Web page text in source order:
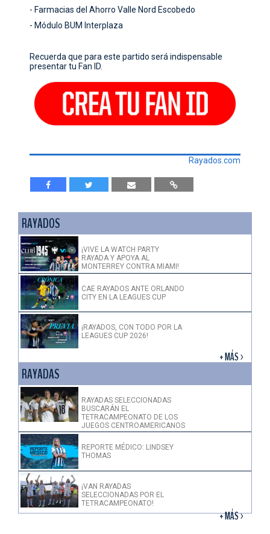
- Farmacias del Ahorro Valle Nord Escobedo
- Módulo BUM Interplaza
Recuerda que para este partido será indispensable
presentar tu Fan ID.
Rayados.com
RAYADOS
¡VIVE LA WATCH PARTY
RAYADA Y APOYA AL
MONTERREY CONTRA MIAMI!
CAE RAYADOS ANTE ORLANDO
CITY EN LA LEAGUES CUP
¡RAYADOS, CON TODO POR LA
LEAGUES CUP 2026!
+ MÁS >
RAYADAS
RAYADAS SELECCIONADAS
BUSCARÁN EL
TETRACAMPEONATO DE LOS
JUEGOS CENTROAMERICANOS
REPORTE MÉDICO: LINDSEY
THOMAS
¡VAN RAYADAS
SELECCIONADAS POR EL
TETRACAMPEONATO!
+ MÁS >